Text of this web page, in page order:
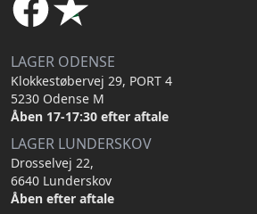
LAGER ODENSE
Klokkestøbervej 29, PORT 4
5230 Odense M
Åben 17-17:30 efter aftale
LAGER LUNDERSKOV
Drosselvej 22,
6640 Lunderskov
Åben efter aftale